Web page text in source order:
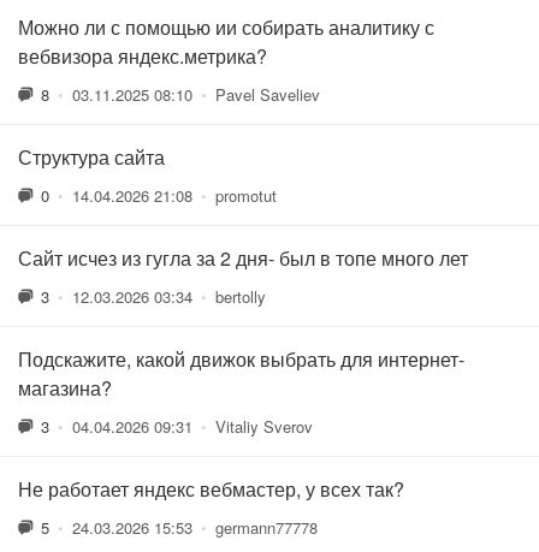
Можно ли с помощью ии собирать аналитику с
вебвизора яндекс.метрика?
8 • 03.11.2025 08:10 • Pavel Saveliev
Структура сайта
0 • 14.04.2026 21:08 • promotut
Сайт исчез из гугла за 2 дня- был в топе много лет
3 • 12.03.2026 03:34 • bertolly
Подскажите, какой движок выбрать для интернет-
магазина?
3 • 04.04.2026 09:31 • Vitaliy Sverov
Не работает яндекс вебмастер, у всех так?
5 • 24.03.2026 15:53 • germann77778